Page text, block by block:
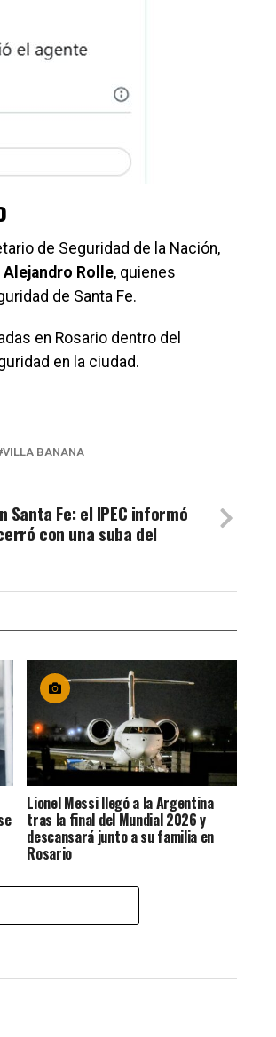
de Seguridad de la Nación,
Alejandro Rolle, quienes
de Santa Fe.
en Rosario dentro del
en la ciudad.
VILLA BANANA
Santa Fe: el IPEC informó
con una suba del
Lionel Messi llegó a la Argentina
tras la final del Mundial 2026 y
descansará junto a su familia en
Rosario